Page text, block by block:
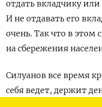
отдать вкладчику
И не отдавать его
очень. Так что в этом
на сбережения
Силуанов все время
себя ведет, держит